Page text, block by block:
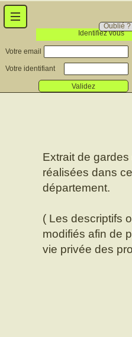
Identifiez vous
Oublié ?
Votre email
Votre identifiant
Validez
Extrait de
réalisées dans ce
département.
( Les descriptifs
modifiés afin de
vie privée des